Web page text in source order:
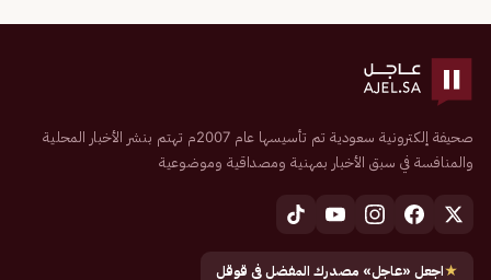
صحيفة إلكترونية سعودية تم تأسيسها عام 2007م تهتم بنشر الأخبار المحلية
والمنافسة في سبق الأخبار بمهنية ومصداقية وموضوعية
★اجعل «عاجل» مصدرك المفضل في قوقل